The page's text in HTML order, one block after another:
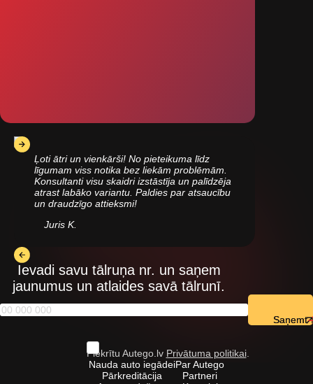
Ļoti ātri un vienkārši! No pieteikuma līdz
līgumam viss notika bez liekām problēmām.
Konsultanti visu skaidri izstāstīja un palīdzēja
atrast labāko variantu. Paldies par atsaucību
un draudzīgo attieksmi!
Juris K.
Ievadi savu tālruņa nr. un saņem
jaunumus un atlaides savā tālrunī.
Piekrītu Autego.lv Privātuma politikai.
Nauda auto iegādei
Pārkreditācija
Par Autego
Partneri